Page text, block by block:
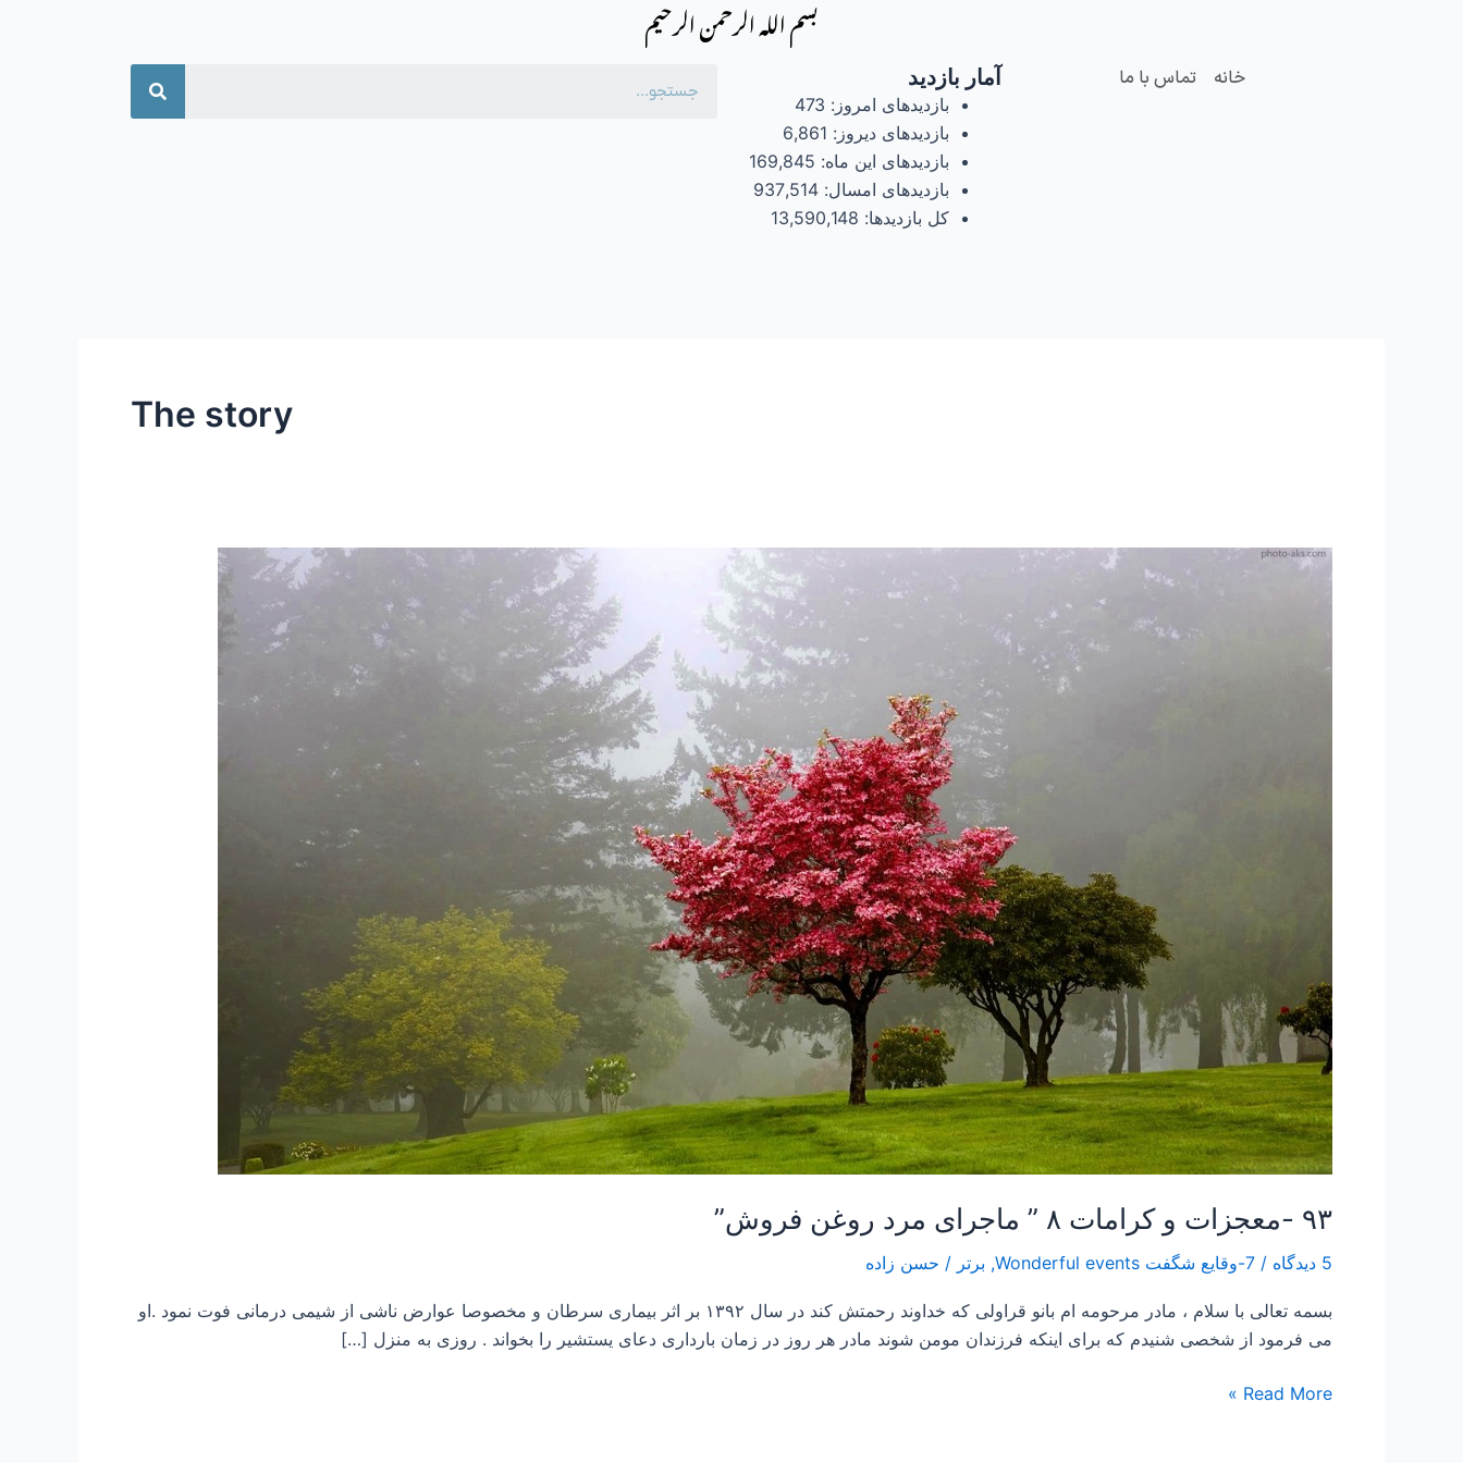
بسم الله الرحمن الرحیم
خانه تماس با ما آمار بازدید
بازدیدهای امروز: 473
بازدیدهای دیروز: 6,861
بازدیدهای این ماه: 169,845
بازدیدهای امسال:937,514
کل بازدیدها: 13,590,148
جستجو
The story
۹۳ -معجزات و کرامات ۸ ” ماجرای مرد روغن فروش”
5 دیدگاه / 7-وقایع شگفت Wonderful events , برتر / حسن زاده
بسمه تعالی با سلام ، مادر مرحومه ام بانو قراولی که خداوند رحمتش کند در سال ۱۳۹۲ بر اثر بیماری سرطان و مخصوصا عوارض ناشی از شیمی درمانی فوت نمود .او
می فرمود از شخصی شنیدم که برای اینکه فرزندان مومن شوند مادر هر روز در زمان بارداری دعای یستشیر را بخواند . روزی به منزل […]
۹۳
۸
Read More »